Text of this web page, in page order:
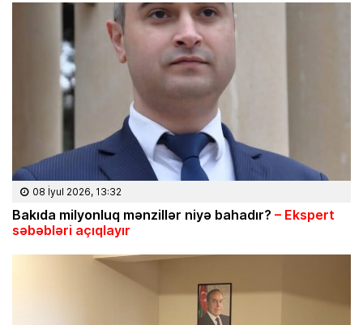
08 İyul 2026, 13:32
Bakıda milyonluq mənzillər niyə bahadır? – Ekspert
səbəbləri açıqlayır